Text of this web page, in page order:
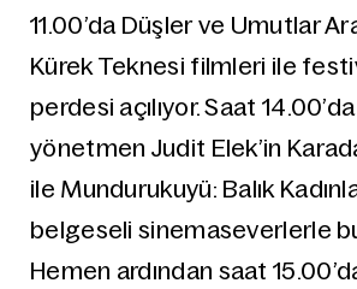
11.00’da Düşler ve Umutlar
Kürek Teknesi filmleri ile
perdesi açılıyor. Saat
yönetmen Judit Elek’in
ile Mundurukuyü: Balık
belgeseli sinemaseverlerle
Hemen ardından saat